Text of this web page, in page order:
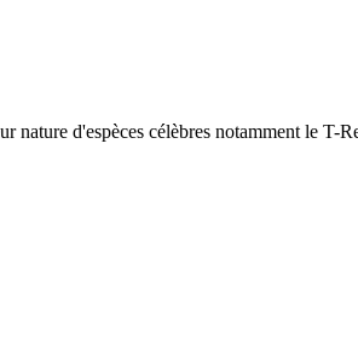
d'espèces célèbres notamment le T-